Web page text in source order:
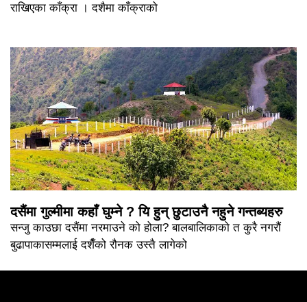
राखिएका काँक्रा । दशैमा काँक्राको
दसैंमा गुल्मीमा कहाँ घुम्ने ? यि हुन् छुटाउनै नहुने गन्तब्यहरु
सन्जु काउछा दसैंमा नरमाउने को होला? बालबालिकाको त कुरै नगरौं
बुढापाकासम्मलाई दशैँको रौनक उस्तै लागेको